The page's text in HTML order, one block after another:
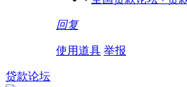
回复
使用道具 举报
贷款论坛